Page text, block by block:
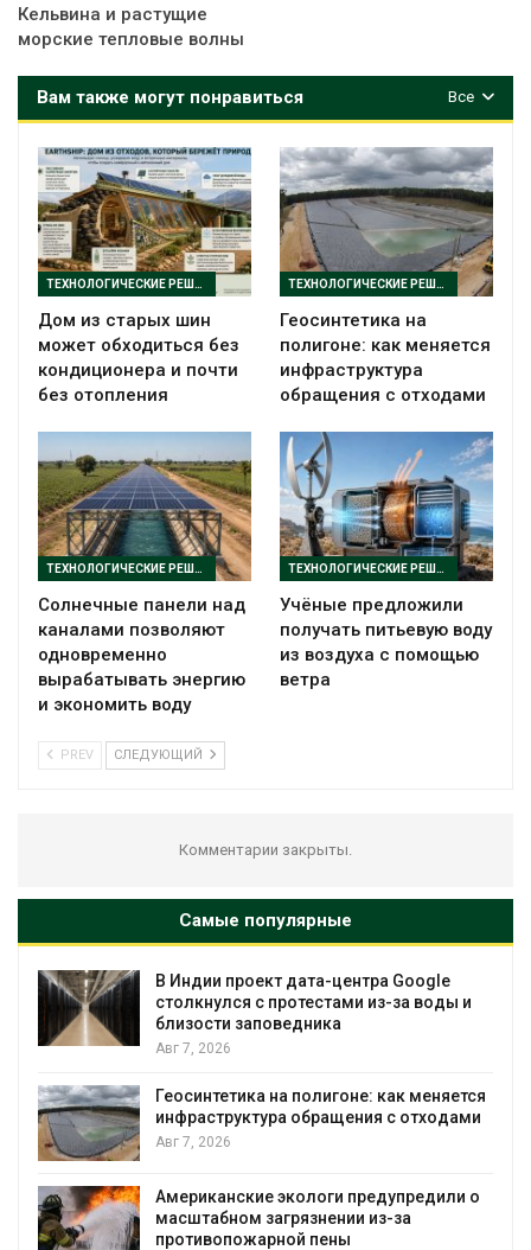
Кельвина и растущие
морские тепловые волны
Все
Вам также могут понравиться
ТЕХНОЛОГИЧЕСКИЕ РЕШЕНИЯ
Дом из старых шин
может обходиться без
кондиционера и почти
без отопления
ТЕХНОЛОГИЧЕСКИЕ РЕШЕНИЯ
Геосинтетика на
полигоне: как меняется
инфраструктура
обращения с отходами
ТЕХНОЛОГИЧЕСКИЕ РЕШЕНИЯ
Солнечные панели над
каналами позволяют
одновременно
вырабатывать энергию
и экономить воду
ТЕХНОЛОГИЧЕСКИЕ РЕШЕНИЯ
Учёные предложили
получать питьевую воду
из воздуха с помощью
ветра
PREV СЛЕДУЮЩИЙ
Комментарии закрыты.
Самые популярные
В Индии проект дата-центра Google
столкнулся с протестами из-за воды и
близости заповедника
Авг 7, 2026
Геосинтетика на полигоне: как меняется
инфраструктура обращения с отходами
Авг 7, 2026
Американские экологи предупредили о
масштабном загрязнении из-за
противопожарной пены